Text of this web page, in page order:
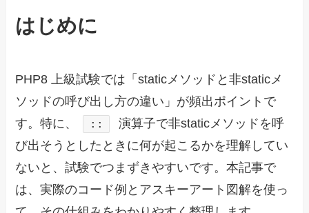
はじめに
PHP8 上級試験では「staticメソッドと非staticメ
ソッドの呼び出し方の違い」が頻出ポイントで
す。特に、
::
演算子で非staticメソッドを呼
び出そうとしたときに何が起こるかを理解してい
ないと、試験でつまずきやすいです。本記事で
は、実際のコード例とアスキーアート図解を使っ